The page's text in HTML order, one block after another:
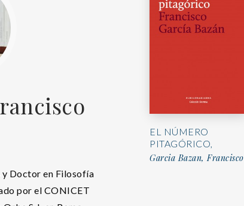
y Doctor en Filosofía
por el CONICET
EL NÚMERO
PITAGÓRICO,
Garcia Bazan, Francisco